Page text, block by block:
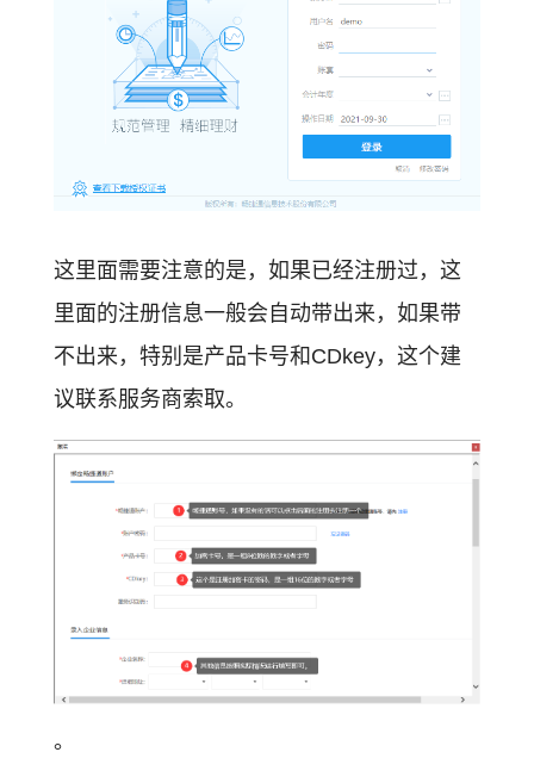
这里面需要注意的是，如果已经注册过，这
里面的注册信息一般会自动带出来，如果带
不出来，特别是产品卡号和CDkey，这个建
议联系服务商索取。
。